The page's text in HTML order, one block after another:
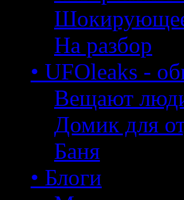
Шокирующее
На разбор
• UFOleaks -
Вещают
Домик для
Баня
• Блоги